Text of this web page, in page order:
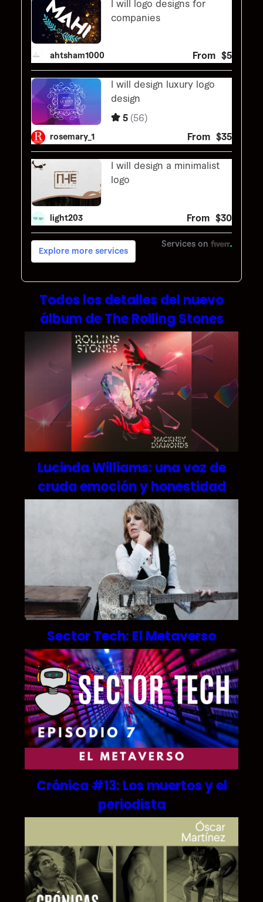
Todos los detalles del nuevo
álbum de The Rolling Stones
Lucinda Williams: una voz de
cruda emoción y honestidad
Sector Tech: El Metaverso
Crónica #13: Los muertos y el
periodista